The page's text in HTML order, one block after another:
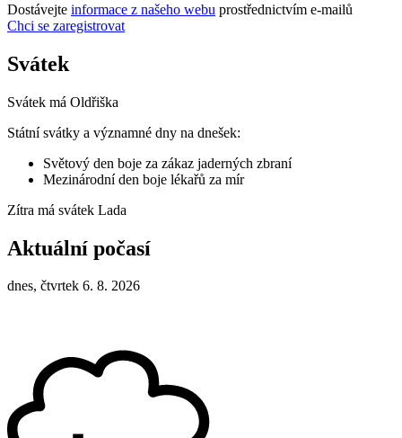
Dostávejte informace z našeho webu prostřednictvím e-mailů
Chci se zaregistrovat
Svátek
Svátek má Oldřiška
Státní svátky a významné dny na dnešek:
Světový den boje za zákaz jaderných zbraní
Mezinárodní den boje lékařů za mír
Zítra má svátek Lada
Aktuální počasí
dnes, čtvrtek 6. 8. 2026